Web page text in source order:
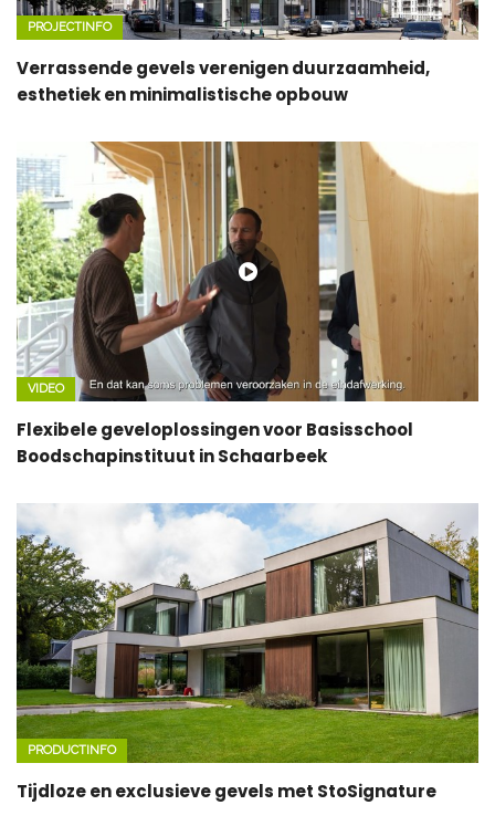
PROJECTINFO
Verrassende gevels verenigen duurzaamheid,
esthetiek en minimalistische opbouw
VIDEO
Flexibele geveloplossingen voor Basisschool
Boodschapinstituut in Schaarbeek
PRODUCTINFO
Tijdloze en exclusieve gevels met StoSignature